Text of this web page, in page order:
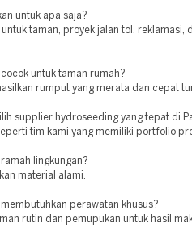
untuk apa saja?
taman, proyek jalan tol, reklamasi,
untuk taman rumah?
rumput yang merata dan cepat
supplier hydroseeding yang tepat di
tim kami yang memiliki portfolio
lingkungan?
material alami.
perawatan khusus?
rutin dan pemupukan untuk hasil